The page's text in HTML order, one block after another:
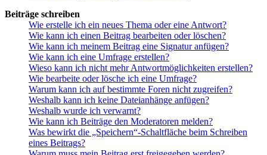
Beiträge schreiben
Wie erstelle ich ein neues Thema oder eine Antwort?
Wie kann ich einen Beitrag bearbeiten oder löschen?
Wie kann ich meinem Beitrag eine Signatur anfügen?
Wie kann ich eine Umfrage erstellen?
Wieso kann ich nicht mehr Antwortmöglichkeiten erstellen?
Wie bearbeite oder lösche ich eine Umfrage?
Warum kann ich auf bestimmte Foren nicht zugreifen?
Weshalb kann ich keine Dateianhänge anfügen?
Weshalb wurde ich verwarnt?
Wie kann ich Beiträge den Moderatoren melden?
Was bewirkt die „Speichern“-Schaltfläche beim Schreiben
eines Beitrags?